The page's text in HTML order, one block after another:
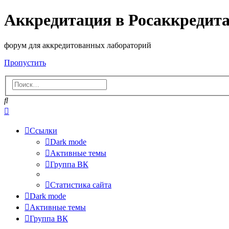
Аккредитация в
форум для аккредитованных лабораторий
Пропустить
Поиск
Ссылки
Dark mode
Активные темы
Группа ВК
Статистика сайта
Dark mode
Активные темы
Группа ВК